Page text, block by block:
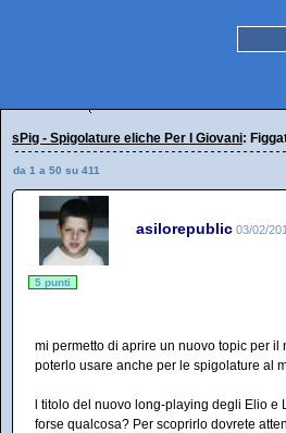
sPig - Spigolature eliche Per I Giovani:
da 1 a 50 su 411
asilorepublic 03/02/
5 punti
mi permetto di aprire un nuovo topic per il
poterlo usare anche per le spigolature al
l titolo del nuovo long-playing degli Elio e
forse qualcosa? Per scoprirlo dovrete